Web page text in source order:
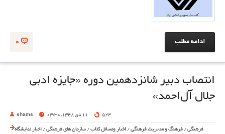
0 ادامه مطلب
انتصاب دبیر شانزدهمین دوره «جایزه ادبی
جلال آل‌احمد»
shams 11 دی 1348, 03:30 524
فرهنگی / فرهنگ و مدیریت فرهنگی / اخبار ومسائل کتاب / سازمان های فرهنگی / اخبار نمایشگاه